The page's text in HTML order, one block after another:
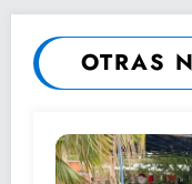
OTRAS